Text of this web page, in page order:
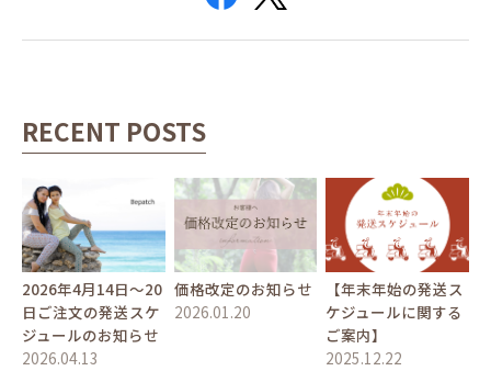
RECENT POSTS
2026年4月14日〜20
日ご注文の発送スケ
ジュールのお知らせ
2026.04.13
価格改定のお知らせ
2026.01.20
【年末年始の発送ス
ケジュールに関する
ご案内】
2025.12.22